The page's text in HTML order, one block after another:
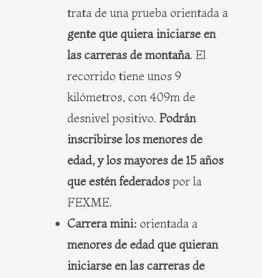
trata de una prueba orientada a
gente que quiera iniciarse en
las carreras de montaña. El
recorrido tiene unos 9
kilómetros, con 409m de
desnivel positivo. Podrán
inscribirse los menores de
edad, y los mayores de 15 años
que estén federados por la
FEXME.
Carrera mini: orientada a
menores de edad que quieran
iniciarse en las carreras de